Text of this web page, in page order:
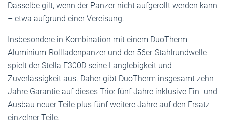
Dasselbe gilt, wenn der Panzer nicht aufgerollt werden kann
– etwa aufgrund einer Vereisung.
Insbesondere in Kombination mit einem DuoTherm-
Aluminium-Rollladenpanzer und der 56er-Stahlrundwelle
spielt der Stella E300D seine Langlebigkeit und
Zuverlässigkeit aus. Daher gibt DuoTherm insgesamt zehn
Jahre Garantie auf dieses Trio: fünf Jahre inklusive Ein- und
Ausbau neuer Teile plus fünf weitere Jahre auf den Ersatz
einzelner Teile.